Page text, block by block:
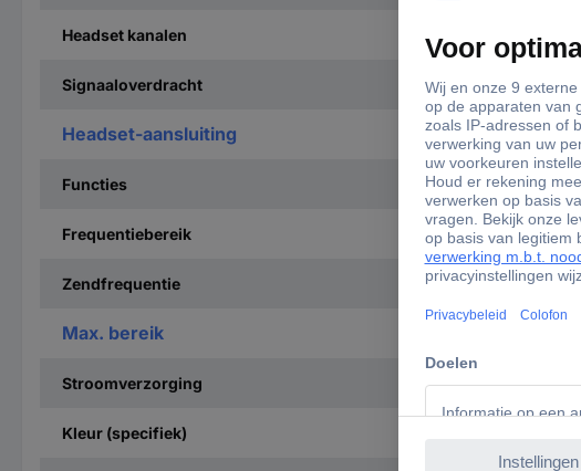
Headset kanalen
Signaaloverdracht
Headset-aansluiting
Functies
Frequentiebereik
Zendfrequentie
Max. bereik
Stroomverzorging
Kleur (specifiek)